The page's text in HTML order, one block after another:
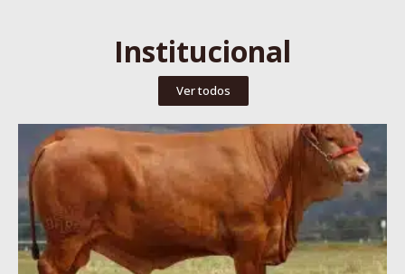
Institucional
Ver todos